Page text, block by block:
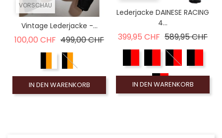
VORSCHAU
Vintage Lederjacke -...
100,00 CHF Verkaufspreis
499,00 CHFPreis
IN DEN WARENKORB
Lederjacke DAINESE RACING
4...
399,95 CHF Verkaufspreis
589,95 CHF
IN DEN WARENKORB